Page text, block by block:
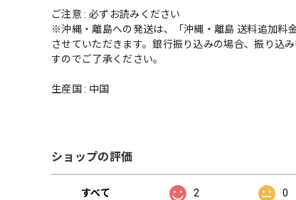
ご注意 : 必ずお読みください
※沖縄・離島への発送は、「沖縄・離島 送料追加料
させていただきます。銀行振り込みの場合、振り込
すのでご了承ください。
生産国 : 中国
ショップの評価
すべて 2 0